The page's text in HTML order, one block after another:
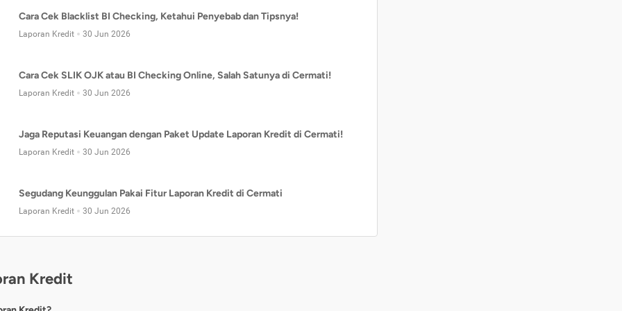
Cara Cek Blacklist BI Checking, Ketahui Penyebab dan Tipsnya!
Laporan Kredit 30 Jun 2026
Cara Cek SLIK OJK atau BI Checking Online, Salah Satunya di Cermati!
Laporan Kredit 30 Jun 2026
Jaga Reputasi Keuangan dengan Paket Update Laporan Kredit di Cermati!
Laporan Kredit 30 Jun 2026
Segudang Keunggulan Pakai Fitur Laporan Kredit di Cermati
Laporan Kredit 30 Jun 2026
Kredit